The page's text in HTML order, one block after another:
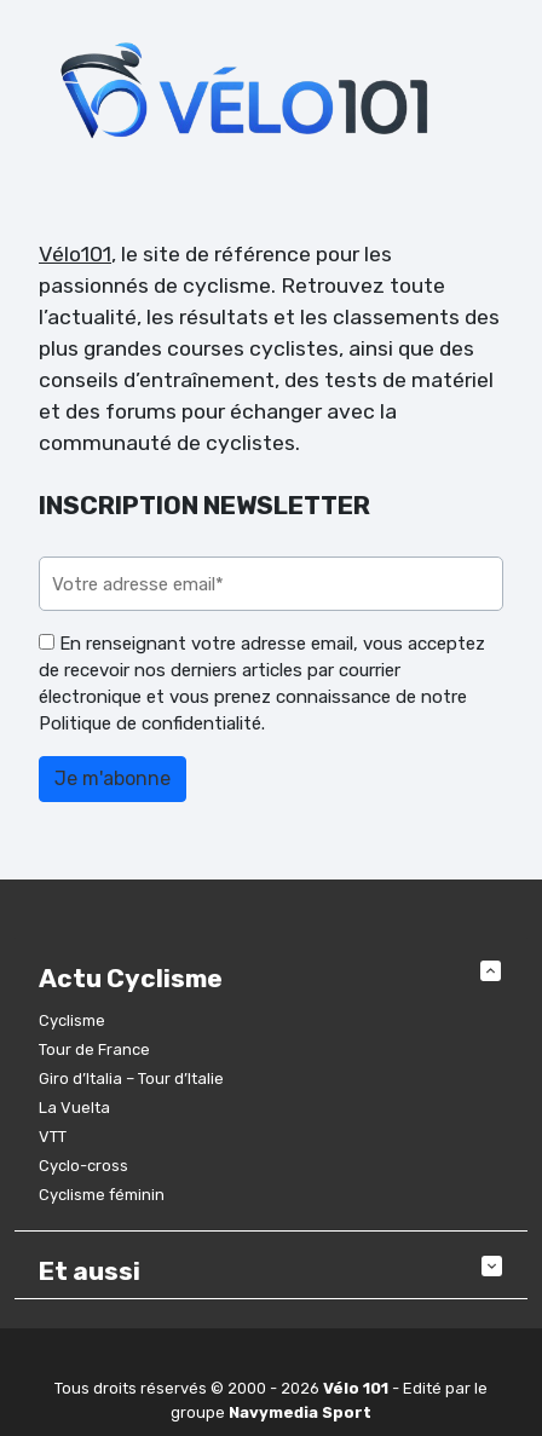
Vélo101, le site de référence pour les
passionnés de cyclisme. Retrouvez toute
l’actualité, les résultats et les classements des
plus grandes courses cyclistes, ainsi que des
conseils d’entraînement, des tests de matériel
et des forums pour échanger avec la
communauté de cyclistes.
INSCRIPTION NEWSLETTER
En renseignant votre adresse email, vous acceptez
de recevoir nos derniers articles par courrier
électronique et vous prenez connaissance de notre
Politique de confidentialité.
Actu Cyclisme
Cyclisme
Tour de France
Giro d’Italia – Tour d’Italie
La Vuelta
VTT
Cyclo-cross
Cyclisme féminin
Et aussi
Tous droits réservés © 2000 - 2026 Vélo 101 - Edité par le
groupe Navymedia Sport